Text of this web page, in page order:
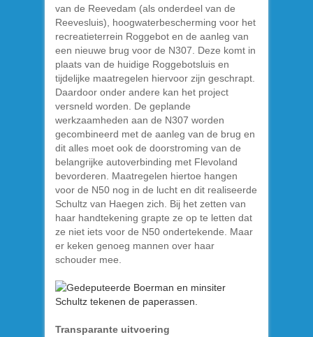
van de Reevedam (als onderdeel van de
Reevesluis), hoogwaterbescherming voor het
recreatieterrein Roggebot en de aanleg van
een nieuwe brug voor de N307. Deze komt in
plaats van de huidige Roggebotsluis en
tijdelijke maatregelen hiervoor zijn geschrapt.
Daardoor onder andere kan het project
versneld worden. De geplande
werkzaamheden aan de N307 worden
gecombineerd met de aanleg van de brug en
dit alles moet ook de doorstroming van de
belangrijke autoverbinding met Flevoland
bevorderen. Maatregelen hiertoe hangen
voor de N50 nog in de lucht en dit realiseerde
Schultz van Haegen zich. Bij het zetten van
haar handtekening grapte ze op te letten dat
ze niet iets voor de N50 ondertekende. Maar
er keken genoeg mannen over haar
schouder mee.
Transparante uitvoering